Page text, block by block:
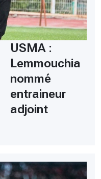
USMA :
Lemmouchia
nommé
entraineur
adjoint